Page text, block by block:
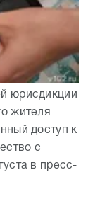
юрисдикции
жителя
доступ к
с
в пресс-